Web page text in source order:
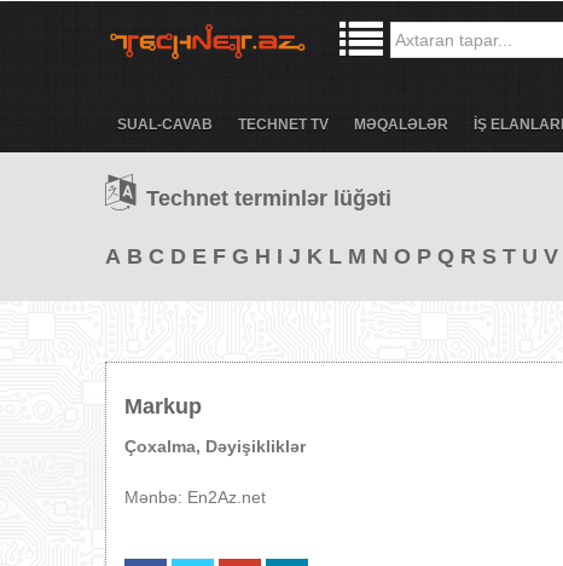
SUAL-CAVAB TECHNET TV MƏQALƏLƏR İŞ ELANLARI
Technet terminlər lüğəti
A B C D E F G H I J K L M N O P Q R S T U V
Markup
Çoxalma, Dəyişikliklər
Mənbə: En2Az.net